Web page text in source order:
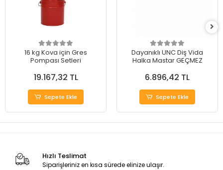
16 kg Kova için Gres
Pompası Setleri
19.167,32 TL
Sepete Ekle
Dayanıklı UNC Diş Vida
Halka Mastar GEÇMEZ
6.896,42 TL
Sepete Ekle
Hızlı Teslimat
Siparişleriniz en kısa sürede elinize ulaşır.